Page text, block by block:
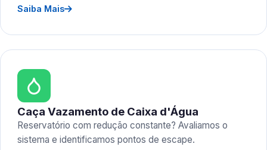
Saiba Mais
Caça Vazamento de Caixa d'Água
Reservatório com redução constante? Avaliamos o
sistema e identificamos pontos de escape.